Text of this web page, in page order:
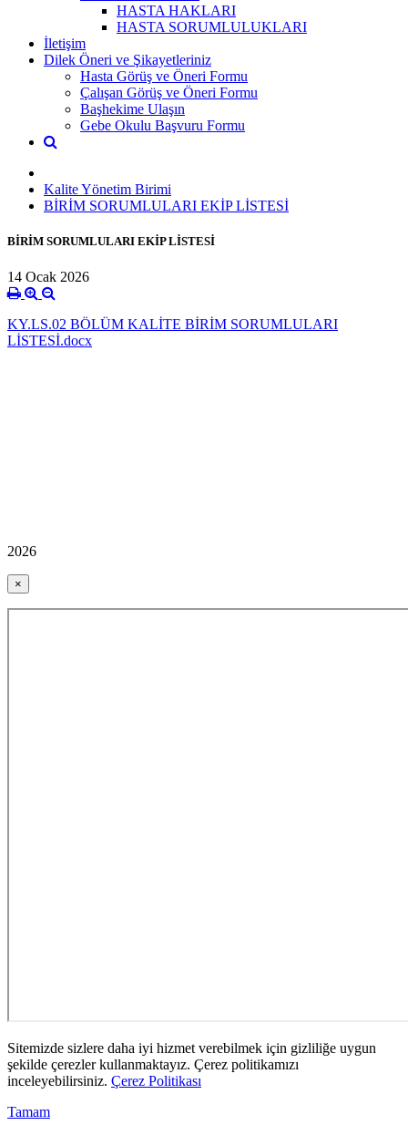
HASTA HAKLARI
HASTA SORUMLULUKLARI
İletişim
Dilek Öneri ve Şikayetleriniz
Hasta Görüş ve Öneri Formu
Çalışan Görüş ve Öneri Formu
Başhekime Ulaşın
Gebe Okulu Başvuru Formu
Kalite Yönetim Birimi
BİRİM SORUMLULARI EKİP LİSTESİ
BİRİM SORUMLULARI EKİP LİSTESİ
14 Ocak 2026
KY.LS.02 BÖLÜM KALİTE BİRİM SORUMLULARI
LİSTESİ.docx
2026
×
Sitemizde sizlere daha iyi hizmet verebilmek için gizliliğe uygun
şekilde çerezler kullanmaktayız. Çerez politikamızı
inceleyebilirsiniz. Çerez Politikası
Tamam